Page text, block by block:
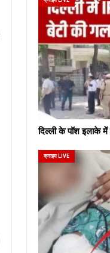
दिल्ली के पॉश इलाके
क्राइम LIVE